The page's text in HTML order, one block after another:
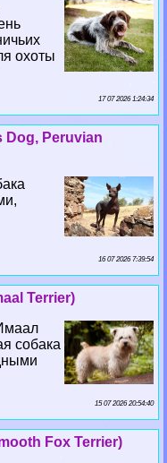
охоты
17 07 2026 1:24:34
Dog, Peruvian
16 07 2026 7:39:54
Terrier)
собака
15 07 2026 20:54:40
Fox Terrier)